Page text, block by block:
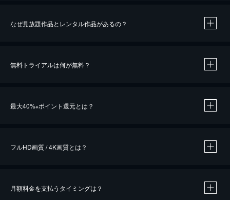
なぜ見放題作品とレンタル作品があるの？
無料トライアルは何が無料？
最大40%※ポイント還元とは？
※40％ポイント還元の対象は、クレジットカード決済による作品の購入 / レンタルです。
フルHD画質 / 4K画質とは？
月額料金を支払うタイミングは？